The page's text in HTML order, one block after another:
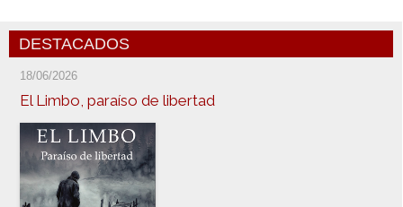
DESTACADOS
18/06/2026
El Limbo, paraíso de libertad